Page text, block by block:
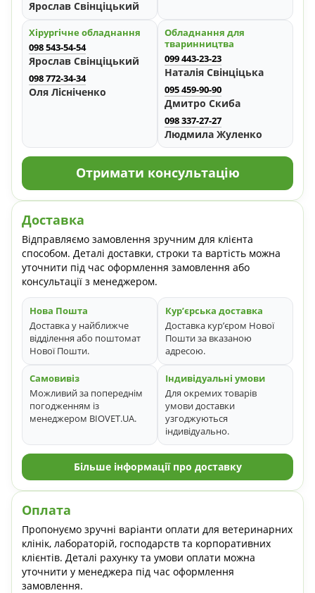
Ярослав Свінціцький
Хірургічне обладнання
098 543-54-54
Ярослав Свінціцький
098 772-34-34
Оля Лісніченко
Обладнання для
тваринництва
099 443-23-23
Наталія Свінціцька
095 459-90-90
Дмитро Скиба
098 337-27-27
Людмила Жуленко
Отримати консультацію
Доставка
Відправляємо замовлення зручним для клієнта
способом. Деталі доставки, строки та вартість можна
уточнити під час оформлення замовлення або
консультації з менеджером.
Нова Пошта
Доставка у найближче
відділення або поштомат
Нової Пошти.
Кур’єрська доставка
Доставка кур’єром Нової
Пошти за вказаною
адресою.
Самовивіз
Можливий за попереднім
погодженням із
менеджером BIOVET.UA.
Індивідуальні умови
Для окремих товарів
умови доставки
узгоджуються
індивідуально.
Більше інформації про доставку
Оплата
Пропонуємо зручні варіанти оплати для ветеринарних
клінік, лабораторій, господарств та корпоративних
клієнтів. Деталі рахунку та умови оплати можна
уточнити у менеджера під час оформлення
замовлення.